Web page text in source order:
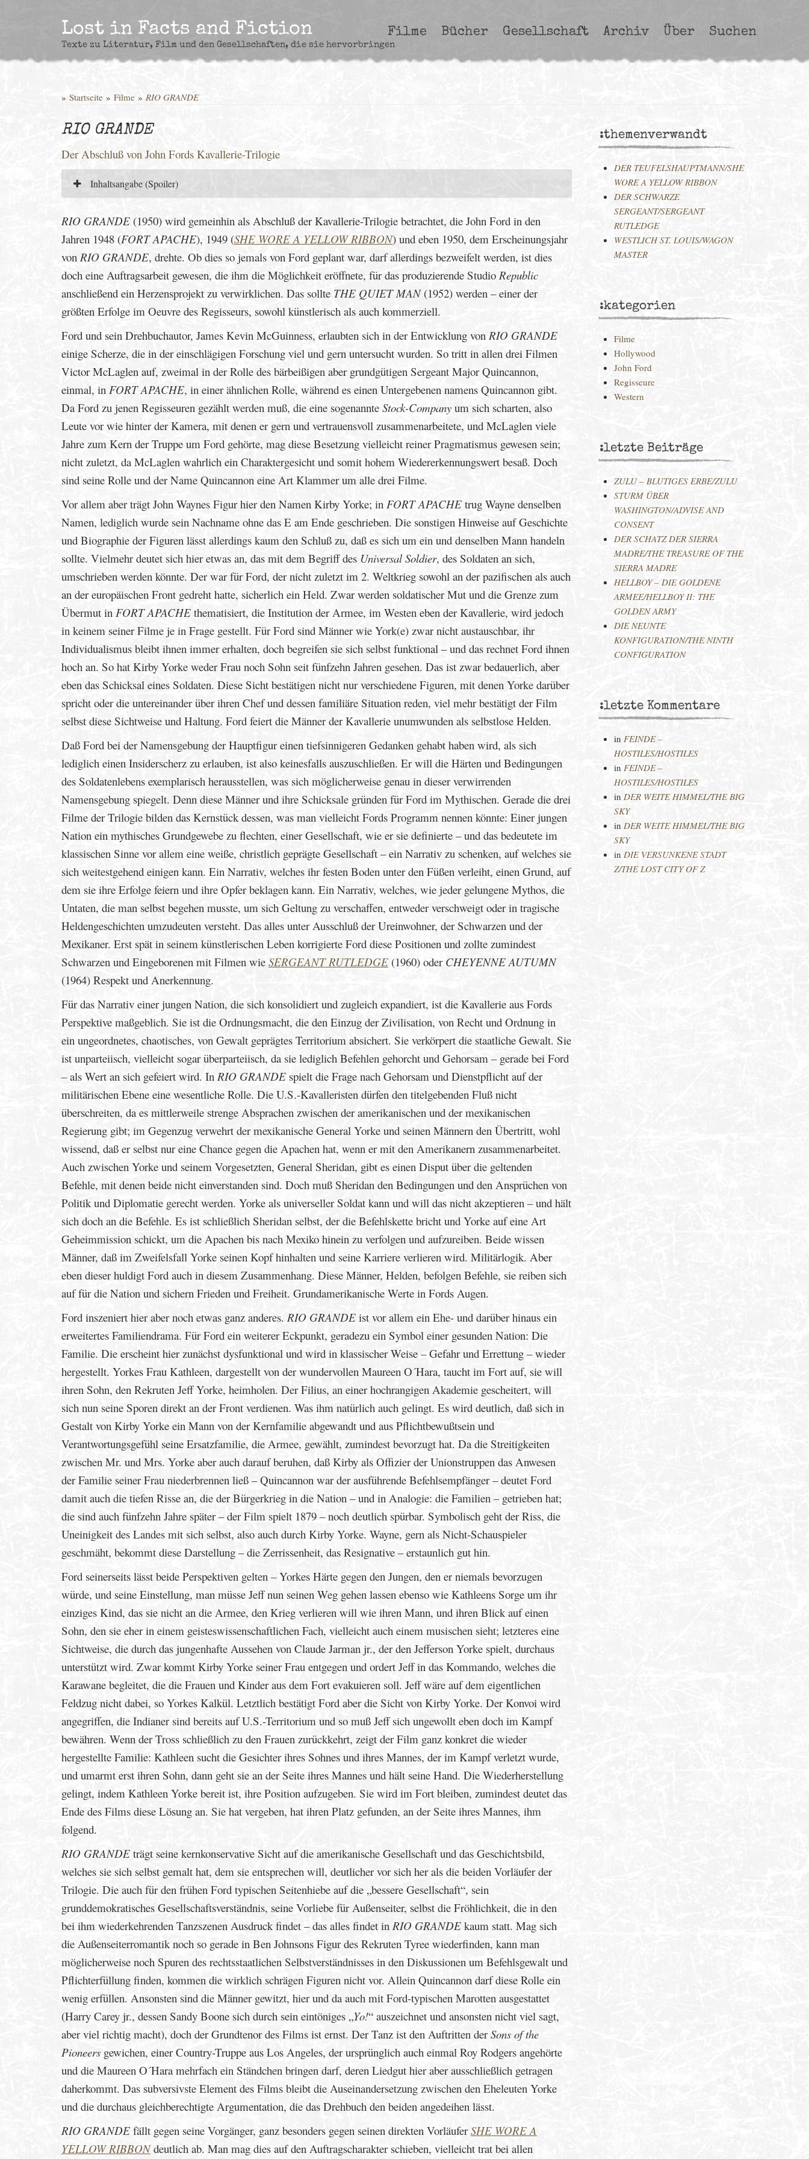
Lost in Facts and Fiction
Texte zu Literatur, Film und den Gesellschaften, die sie hervorbringen
Filme Bücher Gesellschaft Archiv Über Suchen
» Startseite » Filme » RIO GRANDE
RIO GRANDE
Der Abschluß von John Fords Kavallerie-Trilogie
Inhaltsangabe (Spoiler)
RIO GRANDE (1950) wird gemeinhin als Abschluß der Kavallerie-Trilogie betrachtet, die John Ford in den
Jahren 1948 (FORT APACHE), 1949 (SHE WORE A YELLOW RIBBON) und eben 1950, dem Erscheinungsjahr
von RIO GRANDE, drehte. Ob dies so jemals von Ford geplant war, darf allerdings bezweifelt werden, ist dies
doch eine Auftragsarbeit gewesen, die ihm die Möglichkeit eröffnete, für das produzierende Studio Republic
anschließend ein Herzensprojekt zu verwirklichen. Das sollte THE QUIET MAN(1952) werden – einer der
größten Erfolge im Oeuvre des Regisseurs, sowohl künstlerisch als auch kommerziell.
Ford und sein Drehbuchautor, James Kevin McGuinness, erlaubten sich in der Entwicklung von RIO GRANDE
einige Scherze, die in der einschlägigen Forschung viel und gern untersucht wurden. So tritt in allen drei Filmen
Victor McLaglen auf, zweimal in der Rolle des bärbeißigen aber grundgütigen Sergeant Major Quincannon,
einmal, in FORT APACHE, in einer ähnlichen Rolle, während es einen Untergebenen namens Quincannon gibt.
Da Ford zu jenen Regisseuren gezählt werden muß, die eine sogenannte Stock-Company um sich scharten, also
Leute vor wie hinter der Kamera, mit denen er gern und vertrauensvoll zusammenarbeitete, und McLaglen viele
Jahre zum Kern der Truppe um Ford gehörte, mag diese Besetzung vielleicht reiner Pragmatismus gewesen sein;
nicht zuletzt, da McLaglen wahrlich ein Charaktergesicht und somit hohem Wiedererkennungswert besaß. Doch
sind seine Rolle und der Name Quincannon eine Art Klammer um alle drei Filme.
Vor allem aber trägt John Waynes Figur hier den Namen Kirby Yorke; in FORT APACHE trug Wayne denselben
Namen, lediglich wurde sein Nachname ohne das E am Ende geschrieben. Die sonstigen Hinweise auf Geschichte
und Biographie der Figuren lässt allerdings kaum den Schluß zu, daß es sich um ein und denselben Mann handeln
sollte. Vielmehr deutet sich hier etwas an, das mit dem Begriff des Universal Soldier, des Soldaten an sich,
umschrieben werden könnte. Der war für Ford, der nicht zuletzt im 2. Weltkrieg sowohl an der pazifischen als auch
an der europäischen Front gedreht hatte, sicherlich ein Held. Zwar werden soldatischer Mut und die Grenze zum
Übermut in FORT APACHE thematisiert, die Institution der Armee, im Westen eben der Kavallerie, wird jedoch
in keinem seiner Filme je in Frage gestellt. Für Ford sind Männer wie York(e) zwar nicht austauschbar, ihr
Individualismus bleibt ihnen immer erhalten, doch begreifen sie sich selbst funktional – und das rechnet Ford ihnen
hoch an. So hat Kirby Yorke weder Frau noch Sohn seit fünfzehn Jahren gesehen. Das ist zwar bedauerlich, aber
eben das Schicksal eines Soldaten. Diese Sicht bestätigen nicht nur verschiedene Figuren, mit denen Yorke darüber
spricht oder die untereinander über ihren Chef und dessen familiäre Situation reden, viel mehr bestätigt der Film
selbst diese Sichtweise und Haltung. Ford feiert die Männer der Kavallerie unumwunden als selbstlose Helden.
Daß Ford bei der Namensgebung der Hauptfigur einen tiefsinnigeren Gedanken gehabt haben wird, als sich
lediglich einen Insiderscherz zu erlauben, ist also keinesfalls auszuschließen. Er will die Härten und Bedingungen
des Soldatenlebens exemplarisch herausstellen, was sich möglicherweise genau in dieser verwirrenden
Namensgebung spiegelt. Denn diese Männer und ihre Schicksale gründen für Ford im Mythischen. Gerade die drei
Filme der Trilogie bilden das Kernstück dessen, was man vielleicht Fords Programm nennen könnte: Einer jungen
Nation ein mythisches Grundgewebe zu flechten, einer Gesellschaft, wie er sie definierte – und das bedeutete im
klassischen Sinne vor allem eine weiße, christlich geprägte Gesellschaft – ein Narrativ zu schenken, auf welches sie
sich weitestgehend einigen kann. Ein Narrativ, welches ihr festen Boden unter den Füßen verleiht, einen Grund, auf
dem sie ihre Erfolge feiern und ihre Opfer beklagen kann. Ein Narrativ, welches, wie jeder gelungene Mythos, die
Untaten, die man selbst begehen musste, um sich Geltung zu verschaffen, entweder verschweigt oder in tragische
Heldengeschichten umzudeuten versteht. Das alles unter Ausschluß der Ureinwohner, der Schwarzen und der
Mexikaner. Erst spät in seinem künstlerischen Leben korrigierte Ford diese Positionen und zollte zumindest
Schwarzen und Eingeborenen mit Filmen wie SERGEANT RUTLEDGE (1960) oder CHEYENNE AUTUMN
(1964) Respekt und Anerkennung.
Für das Narrativ einer jungen Nation, die sich konsolidiert und zugleich expandiert, ist die Kavallerie aus Fords
Perspektive maßgeblich. Sie ist die Ordnungsmacht, die den Einzug der Zivilisation, von Recht und Ordnung in
ein ungeordnetes, chaotisches, von Gewalt geprägtes Territorium absichert. Sie verkörpert die staatliche Gewalt. Sie
ist unparteiisch, vielleicht sogar überparteiisch, da sie lediglich Befehlen gehorcht und Gehorsam – gerade bei Ford
– als Wert an sich gefeiert wird. In RIO GRANDE spielt die Frage nach Gehorsam und Dienstpflicht auf der
militärischen Ebene eine wesentliche Rolle. Die U.S.-Kavalleristen dürfen den titelgebenden Fluß nicht
überschreiten, da es mittlerweile strenge Absprachen zwischen der amerikanischen und der mexikanischen
Regierung gibt; im Gegenzug verwehrt der mexikanische General Yorke und seinen Männern den Übertritt, wohl
wissend, daß er selbst nur eine Chance gegen die Apachen hat, wenn er mit den Amerikanern zusammenarbeitet.
Auch zwischen Yorke und seinem Vorgesetzten, General Sheridan, gibt es einen Disput über die geltenden
Befehle, mit denen beide nicht einverstanden sind. Doch muß Sheridan den Bedingungen und den Ansprüchen von
Politik und Diplomatie gerecht werden. Yorke als universeller Soldat kann und will das nicht akzeptieren – und hält
sich doch an die Befehle. Es ist schließlich Sheridan selbst, der die Befehlskette bricht und Yorke auf eine Art
Geheimmission schickt, um die Apachen bis nach Mexiko hinein zu verfolgen und aufzureiben. Beide wissen
Männer, daß im Zweifelsfall Yorke seinen Kopf hinhalten und seine Karriere verlieren wird. Militärlogik. Aber
eben dieser huldigt Ford auch in diesem Zusammenhang. Diese Männer, Helden, befolgen Befehle, sie reiben sich
auf für die Nation und sichern Frieden und Freiheit. Grundamerikanische Werte in Fords Augen.
Ford inszeniert hier aber noch etwas ganz anderes. RIO GRANDE ist vor allem ein Ehe- und darüber hinaus ein
erweitertes Familiendrama. Für Ford ein weiterer Eckpunkt, geradezu ein Symbol einer gesunden Nation: Die
Familie. Die erscheint hier zunächst dysfunktional und wird in klassischer Weise – Gefahr und Errettung – wieder
hergestellt. Yorkes Frau Kathleen, dargestellt von der wundervollen Maureen O´Hara, taucht im Fort auf, sie will
ihren Sohn, den Rekruten Jeff Yorke, heimholen. Der Filius, an einer hochrangigen Akademie gescheitert, will
sich nun seine Sporen direkt an der Front verdienen. Was ihm natürlich auch gelingt. Es wird deutlich, daß sich in
Gestalt von Kirby Yorke ein Mann von der Kernfamilie abgewandt und aus Pflichtbewußtsein und
Verantwortungsgefühl seine Ersatzfamilie, die Armee, gewählt, zumindest bevorzugt hat. Da die Streitigkeiten
zwischen Mr. und Mrs. Yorke aber auch darauf beruhen, daß Kirby als Offizier der Unionstruppen das Anwesen
der Familie seiner Frau niederbrennen ließ – Quincannon war der ausführende Befehlsempfänger – deutet Ford
damit auch die tiefen Risse an, die der Bürgerkrieg in die Nation – und in Analogie: die Familien – getrieben hat;
die sind auch fünfzehn Jahre später – der Film spielt 1879 – noch deutlich spürbar. Symbolisch geht der Riss, die
Uneinigkeit des Landes mit sich selbst, also auch durch Kirby Yorke. Wayne, gern als Nicht-Schauspieler
geschmäht, bekommt diese Darstellung – die Zerrissenheit, das Resignative – erstaunlich gut hin.
Ford seinerseits lässt beide Perspektiven gelten – Yorkes Härte gegen den Jungen, den er niemals bevorzugen
würde, und seine Einstellung, man müsse Jeff nun seinen Weg gehen lassen ebenso wie Kathleens Sorge um ihr
einziges Kind, das sie nicht an die Armee, den Krieg verlieren will wie ihren Mann, und ihren Blick auf einen
Sohn, den sie eher in einem geisteswissenschaftlichen Fach, vielleicht auch einem musischen sieht; letzteres eine
Sichtweise, die durch das jungenhafte Aussehen von Claude Jarman jr., der den Jefferson Yorke spielt, durchaus
unterstützt wird. Zwar kommt Kirby Yorke seiner Frau entgegen und ordert Jeff in das Kommando, welches die
Karawane begleitet, die die Frauen und Kinder aus dem Fort evakuieren soll. Jeff wäre auf dem eigentlichen
Feldzug nicht dabei, so Yorkes Kalkül. Letztlich bestätigt Ford aber die Sicht von Kirby Yorke. Der Konvoi wird
angegriffen, die Indianer sind bereits auf U.S.-Territorium und so muß Jeff sich ungewollt eben doch im Kampf
bewähren. Wenn der Tross schließlich zu den Frauen zurückkehrt, zeigt der Film ganz konkret die wieder
hergestellte Familie: Kathleen sucht die Gesichter ihres Sohnes und ihres Mannes, der im Kampf verletzt wurde,
und umarmt erst ihren Sohn, dann geht sie an der Seite ihres Mannes und hält seine Hand. Die Wiederherstellung
gelingt, indem Kathleen Yorke bereit ist, ihre Position aufzugeben. Sie wird im Fort bleiben, zumindest deutet das
Ende des Films diese Lösung an. Sie hat vergeben, hat ihren Platz gefunden, an der Seite ihres Mannes, ihm
folgend.
RIO GRANDE trägt seine kernkonservative Sicht auf die amerikanische Gesellschaft und das Geschichtsbild,
welches sie sich selbst gemalt hat, dem sie entsprechen will, deutlicher vor sich her als die beiden Vorläufer der
Trilogie. Die auch für den frühen Ford typischen Seitenhiebe auf die „bessere Gesellschaft“, sein
grunddemokratisches Gesellschaftsverständnis, seine Vorliebe für Außenseiter, selbst die Fröhlichkeit, die in den
bei ihm wiederkehrenden Tanzszenen Ausdruck findet – das alles findet in RIO GRANDE kaum statt. Mag sich
die Außenseiterromantik noch so gerade in Ben Johnsons Figur des Rekruten Tyree wiederfinden, kann man
möglicherweise noch Spuren des rechtsstaatlichen Selbstverständnisses in den Diskussionen um Befehlsgewalt und
Pflichterfüllung finden, kommen die wirklich schrägen Figuren nicht vor. Allein Quincannon darf diese Rolle ein
wenig erfüllen. Ansonsten sind die Männer gewitzt, hier und da auch mit Ford-typischen Marotten ausgestattet
(Harry Carey jr., dessen Sandy Boone sich durch sein eintöniges „Yo!“ auszeichnet und ansonsten nicht viel sagt,
aber viel richtig macht), doch der Grundtenor des Films ist ernst. Der Tanz ist den Auftritten derSons of the
Pioneers gewichen, einer Country-Truppe aus Los Angeles, der ursprünglich auch einmal Roy Rodgers angehörte
und die Maureen O´Hara mehrfach ein Ständchen bringen darf, deren Liedgut hier aber ausschließlich getragen
daherkommt. Das subversivste Element des Films bleibt die Auseinandersetzung zwischen den Eheleuten Yorke
und die durchaus gleichberechtigte Argumentation, die das Drehbuch den beiden angedeihen lässt.
RIO GRANDE fällt gegen seine Vorgänger, ganz besonders gegen seinen direkten VorläuferSHE WORE A
YELLOW RIBBONdeutlich ab. Man mag dies auf den Auftragscharakter schieben, vielleicht trat bei allen
:themenverwandt
DER TEUFELSHAUPTMANN/SHE
WORE A YELLOW RIBBON
DER SCHWARZE
SERGEANT/SERGEANT
RUTLEDGE
WESTLICH ST. LOUIS/WAGON
MASTER
:kategorien
Filme
Hollywood
John Ford
Regisseure
Western
:letzte Beiträge
ZULU – BLUTIGES ERBE/ZULU
STURM ÜBER
WASHINGTON/ADVISE AND
CONSENT
DER SCHATZ DER SIERRA
MADRE/THE TREASURE OF THE
SIERRA MADRE
HELLBOY – DIE GOLDENE
ARMEE/HELLBOY II: THE
GOLDEN ARMY
DIE NEUNTE
KONFIGURATION/THE NINTH
CONFIGURATION
:letzte Kommentare
in FEINDE –
HOSTILES/HOSTILES
in FEINDE –
HOSTILES/HOSTILES
in DER WEITE HIMMEL/THE BIG
SKY
in DER WEITE HIMMEL/THE BIG
SKY
in DIE VERSUNKENE STADT
Z/THE LOST CITY OF Z